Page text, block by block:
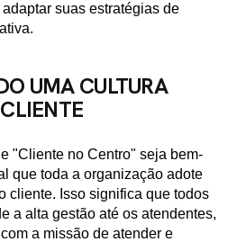
suas estratégias de
UMA CULTURA
"Cliente no Centro" seja bem-
que toda a organização adote
cliente. Isso significa que todos
a alta gestão até os atendentes,
a missão de atender e